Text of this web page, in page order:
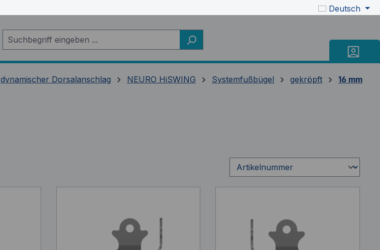
Deutsch
dynamischer Dorsalanschlag NEURO HiSWING Systemfußbügel gekröpft 16 mm